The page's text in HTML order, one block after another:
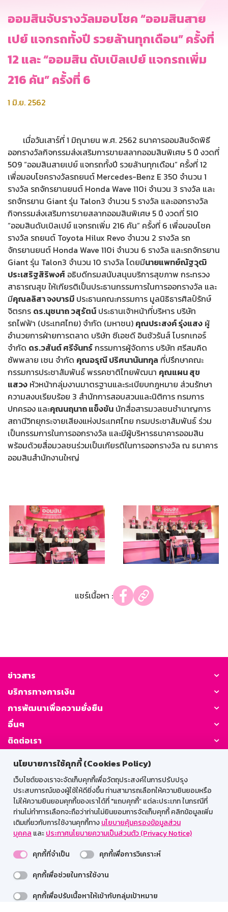
นโยบายการใช้คุกกี้ (Cookies Policy)
เว็บไซต์ของเราจะจัดเก็บคุกกี้เพื่อวัตถุประสงค์ในการปรับปรุง
ประสบการณ์ของผู้ใช้ให้ดียิ่งขึ้น ท่านสามารถเลือกให้ความยินยอมหรือ
ไม่ให้ความยินยอมคุกกี้ของเราได้ที่ "แถบคุกกี้” แต่ละประเภท ในกรณีที่
ท่านไม่ทำการเลือกจะถือว่าท่านไม่ยินยอมการจัดเก็บคุกกี้ คลิกข้อมูลเพิ่ม
เติมเกี่ยวกับการใช้งานคุกกี้ทางนโยบายคุ้มครองข้อมูลส่วน
บุคคล และประกาศนโยบายความเป็นส่วนตัว (Privacy Notice)
คุกกี้ที่จำเป็น
คุกกี้เพื่อการวิเคราะห์
คุกกี้เพื่อช่วยในการใช้งาน
คุกกี้เพื่อปรับเนื้อหาให้เข้ากับกลุ่มเป้าหมาย
ออมสินจับรางวัลมอบโชค “ออมสินสาย
เปย์ แจกรถทั้งปี รวยล้านทุกเดือน” ครั้งที่
12 และ “ออมสิน ดับเบิลเปย์ แจกรถเพิ่ม
216 คัน” ครั้งที่ 6
1 มิ.ย. 2562
เมื่อวันเสาร์ที่ 1 มิถุนายน พ.ศ. 2562 ธนาคารออมสินจัดพิธี
ออกรางวัลกิจกรรมส่งเสริมการขายสลากออมสินพิเศษ 5 ปี งวดที่
509 “ออมสินสายเปย์ แจกรถทั้งปี รวยล้านทุกเดือน” ครั้งที่ 12
เพื่อมอบโชครางวัลรถยนต์ Mercedes-Benz E 350 จำนวน 1
รางวัล รถจักรยานยนต์ Honda Wave 110i จำนวน 3 รางวัล และ
รถจักรยาน Giant รุ่น Talon3 จำนวน 5 รางวัล และออกรางวัล
กิจกรรมส่งเสริมการขายสลากออมสินพิเศษ 5 ปี งวดที่ 510
“ออมสินดับเบิลเปย์ แจกรถเพิ่ม 216 คัน” ครั้งที่ 6 เพื่อมอบโชค
รางวัล รถยนต์ Toyota Hilux Revo จำนวน 2 รางวัล รถ
จักรยานยนต์ Honda Wave 110i จำนวน 6 รางวัล และรถจักรยาน
Giant รุ่น Talon3 จำนวน 10 รางวัล โดยมีนายแพทย์ณัฐวุฒิ
ประเสริฐสิริพงศ์ อธิบดีกรมสนับสนุนบริการสุขภาพ กระทรวง
สาธารณสุข ให้เกียรติเป็นประธานกรรมการในการออกรางวัล และ
มีคุณลลิสา จงบารมี ประธานคณะกรรมการ มูลนิธิธารศิลป์รักษ์
จิตรกร ดร.นุชนาถ วสุรัตน์ ประธานเจ้าหน้าที่บริหาร บริษัท
รถไฟฟ้า (ประเทศไทย) จำกัด (มหาชน) คุณประสงค์ รุ่งแสง ผู้
อำนวยการฝ่ายการตลาด บริษัท ซีเอชดี อินชัวรันส์ โบรกเกอร์
จำกัด ดร.วสันต์ ศรีจันทร์กรรมการผู้จัดการ บริษัท ศรีสมคิด
ซัพพลาย เชน จำกัด คุณอรุณี ปริศนานันทกุล ที่ปรึกษาคณะ
กรรมการประชาสัมพันธ์ พรรคชาติไทยพัฒนา คุณแผน สุข
แสวง หัวหน้ากลุ่มงานมาตรฐานและระเบียบกฎหมาย ส่วนรักษา
ความสงบเรียบร้อย 3 สำนักการสอบสวนและนิติการ กรมการ
ปกครอง และคุณนฤนาถ แข็งขัน นักสื่อสารมวลชนชำนาญการ
สถานีวิทยุกระจายเสียงแห่งประเทศไทย กรมประชาสัมพันธ์ ร่วม
เป็นกรรมการในการออกรางวัล และมีผู้บริหารธนาคารออมสิน
พร้อมด้วยสื่อมวลชนร่วมเป็นเกียรติในการออกรางวัล ณ ธนาคาร
ออมสินสำนักงานใหญ่
แชร์เนื้อหา :
ข่าวสาร
บริการทางการเงิน
การพัฒนาเพื่อความยั่งยืน
อื่นๆ
ติดต่อเรา
GSB Society:
สำหรับพนักงาน
Web HR
GSB Wisdom
M-Search
เข้าสู่ระบบเน็ตเมล
รองรับการใช้งานได้ดีบนเว็บบราวเซอร์